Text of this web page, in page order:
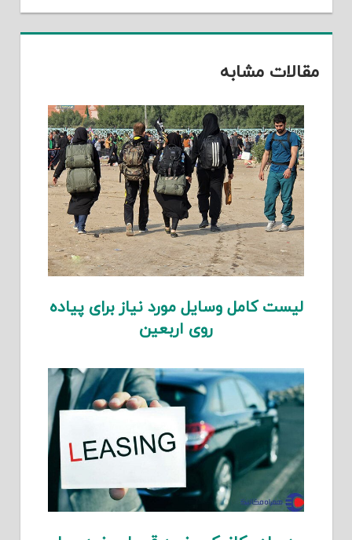
مقالات مشابه
لیست کامل وسایل مورد نیاز برای پیاده
روی اربعین